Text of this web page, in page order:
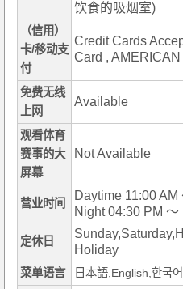
饮食的吸烟室)
（信用）
卡/移动支
付
Credit Cards
Card ,
免费无线
上网
Available
观看体育
赛事的大
屏幕
Not Available
营业时间
Daytime 11:00 AM
Night 04:30 PM ～
定休日
Holiday
菜单语言
日本語,English,한국